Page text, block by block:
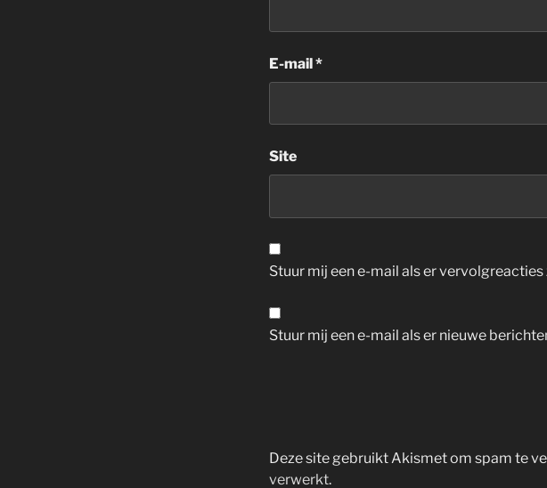
E-mail*
Site
Stuur mij een e-mail als er vervolgreacties
Stuur mij een e-mail als er nieuwe
Deze site gebruikt Akismet om spam te
verwerkt.